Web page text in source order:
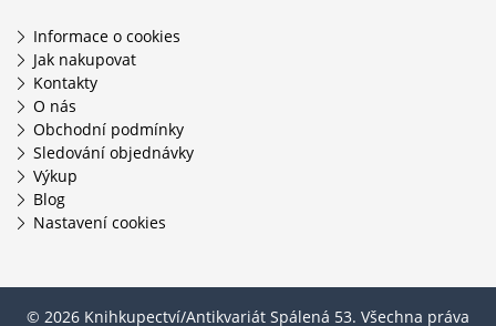
Informace o cookies
Jak nakupovat
Kontakty
O nás
Obchodní podmínky
Sledování objednávky
Výkup
Blog
Nastavení cookies
© 2026 Knihkupectví/Antikvariát Spálená 53. Všechna práva